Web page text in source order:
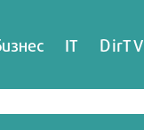
IT DirTV